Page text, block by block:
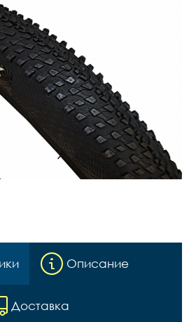
Описание
Доставка